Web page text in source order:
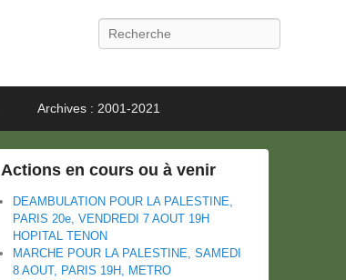
Recherche
Archives : 2001-2021
Actions en cours ou à venir
DEAMBULATION POUR LA PALESTINE,
PARIS 20e, VENDREDI 7 AOUT 19H
HOPITAL TENON
MARCHE POUR LA PALESTINE, SAMEDI
8 AOUT, PARIS 19H, METRO